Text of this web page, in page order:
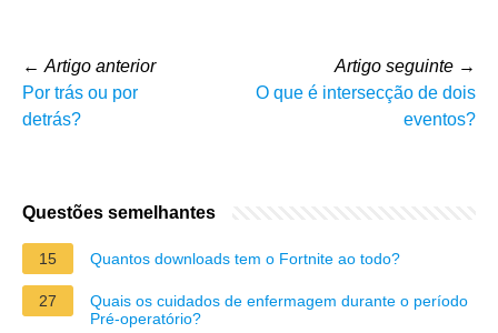
← Artigo anterior
Por trás ou por
detrás?
Artigo seguinte →
O que é intersecção de dois
eventos?
Questões semelhantes
15 Quantos downloads tem o Fortnite ao todo?
27
Quais os cuidados de enfermagem durante o período
Pré-operatório?